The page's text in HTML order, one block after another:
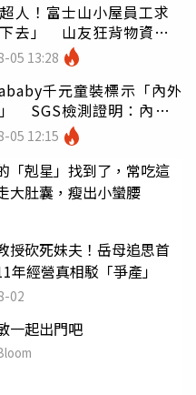
人！富士山小屋員工求
去」 山友狂背物資上
的是寶島
05 13:28
千元童裝標示「內外
SGS檢測證明：內裡
纖維
05 12:15
「剋星」找到了，常吃這
大肚囊，瘦出小蠻腰
授砍死妹夫！岳母追思首
經營真相駁「爭產」
02
一起出門吧